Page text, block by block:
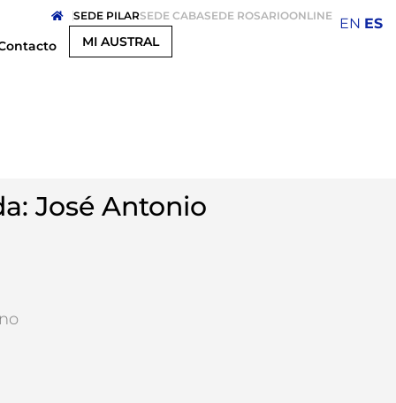
SEDE PILARSEDE CABASEDE ROSARIOONLINE
MI AUSTRAL
José Antonio
EN ES